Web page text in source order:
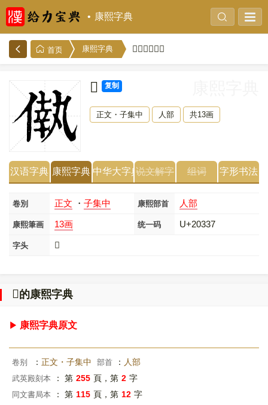
康熙字典
首页 康熙字典 𠌷的康熙字典
𠌷 复制
正文・子集中 人部 共13画
汉语字典 康熙字典 中华大字典说文解字 组词 字形书法
卷別 正文 ・ 子集中 康熙部首 人部
康熙筆画 13画 统一码 U+20337
字头 𠌷
𠌷的康熙字典
康熙字典原文
卷别 ： 正文・子集中 部首 ： 人部
武英殿刻本 ： 第 255 頁，第 2 字
同文書局本 ： 第 115 頁，第 12 字